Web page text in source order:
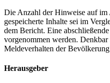
Die Anzahl der Hinweise auf im
gespeicherte Inhalte sei im
dem Bericht. Eine
vorgenommen werden. Denkbar
Meldeverhalten der
Herausgeber